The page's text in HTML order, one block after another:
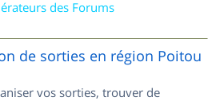
des Forums
de sorties en région Poitou
vos sorties, trouver de